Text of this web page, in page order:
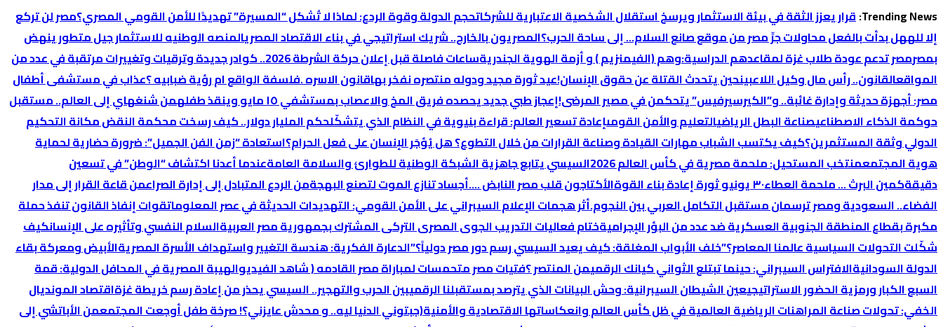
التجاوز
إلى
المحتوى
Trending News: قرار يعزز الثقة في بيئة الاستثمار ويرسخ استقلال الشخصية الاعتبارية للشركاتحجم الدولة وقوة الردع: لماذا لا تُشكل “المسيرة” تهديدًا للأمن القومي المصري؟‏مصر لن تركع
إلا للههل بدأت بالفعل محاولات جرِّ مصر من موقع صانع السلام… إلى ساحة الحرب؟المصريون بالخارج.. شريك استراتيجي في بناء الاقتصاد المصريالمنصه الوطنيه للاستثمار جيل متطور ينهض
بمصرمصر تدعم عودة طلاب غزة لمقاعدهم الدراسية:وهم (الفيمنزيم ) و أزمة الهوية الجندرية
ساعات فاصلة قبل إعلان حركة الشرطة 2026.. كوادر جديدة وترقيات وتغييرات مرتقبة في عدد من
المواقعالقانون.. رأس مال وكيل اللاعبينحين يتحدث القتلة عن حقوق الإنسان!عيد ثورة مجيد ودوله منتصره نفخر بهاقانون الاسره .فلسفة الواقع ام رؤية ضبابيه ؟عذاب في مستشفى أطفال
مصر: أجهزة حديثة وإدارة غائبة.. و”الكيرسيرفيس” يتحكمن في مصير المرضى!إعجاز طبي جديد يحصده فريق المخ والاعصاب بمستشفي ١٥ مايو وينقذ طفله
من شنغهاي إلى العالم.. مستقبل
حوكمة الذكاء الاصطناعيصناعة البطل الرياضيالتعليم والأمن القومىإعادة تسعير العالم: قراءة بنيوية في النظام الذي يتشكّلحكم المليار دولار.. كيف رسخت محكمة النقض مكانة التحكيم
الدولي وثقة المستثمرين؟كيف يكتسب الشباب مهارات القيادة وصناعة القرارات من خلال التطوع؟هل يُؤجَر الإنسان على فعل الحرام؟استعادة “زمن الفن الجميل”: ضرورة حضارية لحماية
هوية المجتمعمنتخب المستحيل: ملحمة مصرية في كأس العالم 2026 السيسي يتابع جاهزية الشبكة الوطنية للطوارئ والسلامة العامةعندما أعدنا اكتشاف “الوطن” في تسعين
دقيقةكمين البرث … ملحمة العطاء٣٠ يونيو ثورة إعادة بناء القوة الأكتاجون قلب مصر النابض ….أجساد تنازع الموت لتصنع البهجةمن الردع المتبادل إلى إدارة الصراعمن قاعة القرار إلى مدار
الفضاء.. السعودية ومصر ترسمان مستقبل التكامل العربي بين النجوم.أثر هجمات الإعلام السيبراني على الأمن القومي: التهديدات الحديثة في عصر المعلوماتقوات إنفاذ القانون تنفذ حملة
مكبرة بقطاع المنطقة الجنوبية العسكرية ضد عدد من البؤر الإجراميةختام فعاليات التدريب الجوى المصرى التركى المشترك بجمهورية مصر العربيةالسلام النفسي وتأثيره على الإنسانكيف
شكّلت التحولات السياسية عالمنا المعاصر؟​”خلف الأبواب المغلقة: كيف يعيد السيسي رسم دور مصر دولياً؟”الدعارة الفكرية: هندسة التغيير واستهداف الأسرة المصريةالأبيض ومعركة بقاء
الدولة السودانيةالافتراس السيبراني: حينما تبتلع الثواني كيانك الرقميمن المنتصر ؟فتيات مصر متحمسات لمباراة مصر القادمه ( شاهد الفيديوالهيبة المصرية في المحافل الدولية: قمة
السبع الكبار ورمزية الحضور الاستراتيجيعين الشيطان السيبرانية: وحش البيانات الذي يترصد بمستقبلنا الرقميبين الحرب والتهجير.. السيسي يحذر من إعادة رسم خريطة غزةاقتصاد المونديال
الخفي: تحولات صناعة المراهنات الرياضية العالمية في ظل كأس العالم وانعكاساتها الاقتصادية والأمنية(جبتوني الدنيا ليه.. و محدش عايزني؟! صرخة طفل أوجعت المجتمعمن الأباتشي إلى